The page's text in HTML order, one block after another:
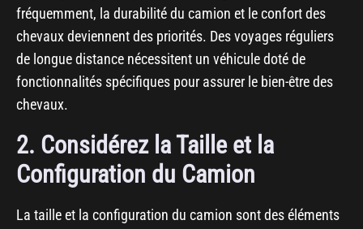
fréquemment, la durabilité du camion et le confort des
chevaux deviennent des priorités. Des voyages réguliers
de longue distance nécessitent un véhicule doté de
fonctionnalités spécifiques pour assurer le bien-être des
chevaux.
2. Considérez la Taille et la
Configuration du Camion
La taille et la configuration du camion sont des éléments